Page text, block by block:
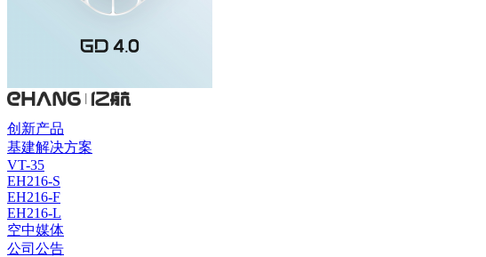
创新产品
基建解决方案
VT-35
EH216-S
EH216-F
EH216-L
空中媒体
公司公告